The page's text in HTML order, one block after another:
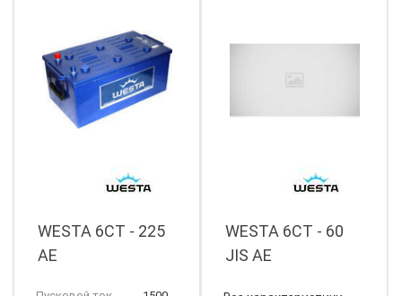
WESTA 6СТ - 225
АЕ
WESTA 6СТ - 60
JIS АЕ